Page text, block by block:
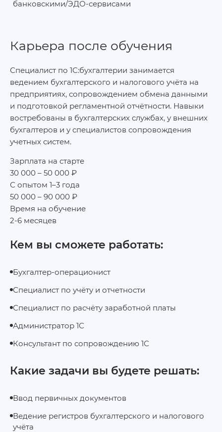
банковскими/ЭДО-сервисами
Карьера после обучения
Специалист по 1С:бухгалтерии занимается
ведением бухгалтерского и налогового учёта на
предприятиях, сопровождением обмена данными
и подготовкой регламентной отчётности. Навыки
востребованы в бухгалтерских службах, у внешних
бухгалтеров и у специалистов сопровождения
учетных систем.
Зарплата на старте
30 000 – 50 000 ₽
С опытом 1–3 года
50 000 – 90 000 ₽
Время на обучение
2-6 месяцев
Кем вы сможете работать:
Бухгалтер-операционист
Специалист по учёту и отчетности
Специалист по расчёту заработной платы
Администратор 1С
Консультант по сопровождению 1С
Какие задачи вы будете решать:
Ввод первичных документов
Ведение регистров бухгалтерского и налогового
учёта